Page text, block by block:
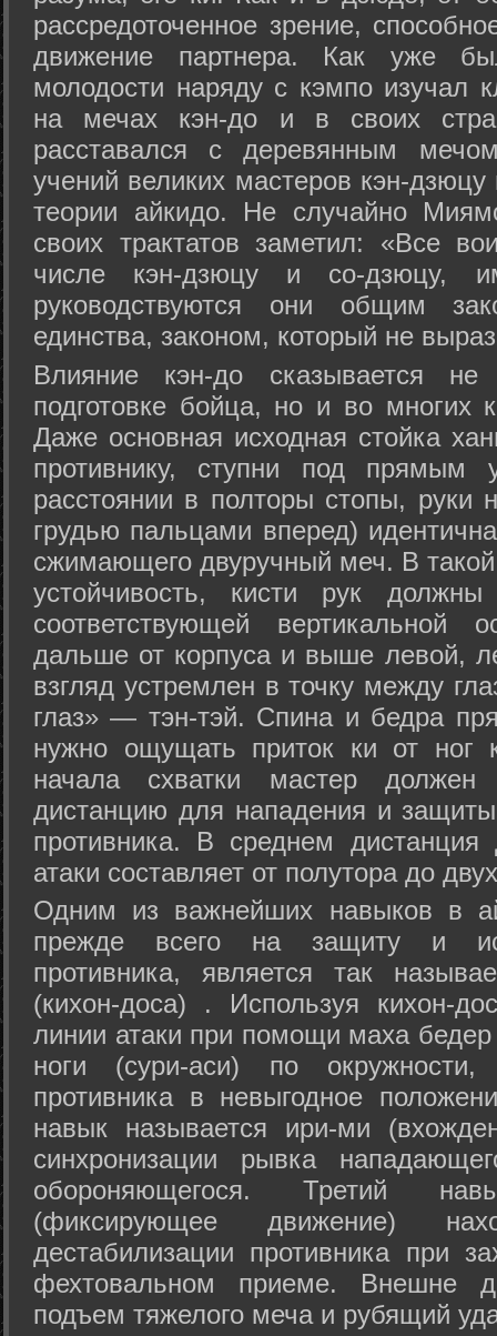
рассредоточенное зрение,
движение партнера. Как уже
молодости наряду с кэмпо изучал
на мечах кэн-до и в своих
расставался с деревянным
учений великих мастеров кэн-
теории айкидо. Не случайно
своих трактатов заметил: «Все
числе кэн-дзюцу и со-дзюцу,
руководствуются они общим
единства, законом, который не
Влияние кэн-до сказывается не
подготовке бойца, но и во многих
Даже основная исходная стойка
противнику, ступни под прямым
расстоянии в полторы стопы, руки
грудью пальцами вперед)
сжимающего двуручный меч. В
устойчивость, кисти рук
соответствующей
дальше от корпуса и выше левой,
взгляд устремлен в точку между
глаз» — тэн-тэй. Спина и бедра
нужно ощущать приток ки от
начала схватки мастер должен
дистанцию для нападения и
противника. В среднем
атаки составляет от полутора до
Одним из важнейших навыков в
прежде всего на защиту и
противника, является так
(кихон-доса) . Используя кихон-
линии атаки при помощи маха
ноги (сури-аси) по
противника в невыгодное
навык называется ири-ми
синхронизации рывка
обороняющегося. Третий
(фиксирующее движение)
дестабилизации противника при
фехтовальном приеме. Внешне
подъем тяжелого меча и рубящий